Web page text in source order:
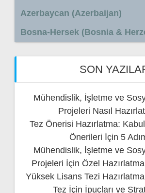
Azerbaycan (Azerbaijan)
Bosna-Hersek (Bosnia &
SON
Mühendislik, İşletme ve
Projeleri Nasıl
Tez Önerisi Hazırlatma:
Önerileri İçin 5
Mühendislik, İşletme ve
Projeleri İçin Özel
Yüksek Lisans Tezi
Tez İçin İpuçları ve